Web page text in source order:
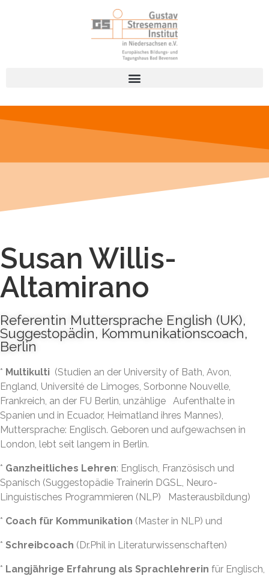
Susan Willis-
Altamirano
Referentin Muttersprache English (UK),
Suggestopädin, Kommunikationscoach,
Berlin
* Multikulti (Studien an der University of Bath, Avon,
England, Université de Limoges, Sorbonne Nouvelle,
Frankreich, an der FU Berlin, unzählige Aufenthalte in
Spanien und in Ecuador, Heimatland ihres Mannes),
Muttersprache: Englisch. Geboren und aufgewachsen in
London, lebt seit langem in Berlin.
* Ganzheitliches Lehren: Englisch, Französisch und
Spanisch (Suggestopädie Trainerin DGSL, Neuro-
Linguistisches Programmieren (NLP) Masterausbildung)
* Coach für Kommunikation (Master in NLP) und
* Schreibcoach (Dr.Phil in Literaturwissenschaften)
* Langjährige Erfahrung als Sprachlehrerin für Englisch,